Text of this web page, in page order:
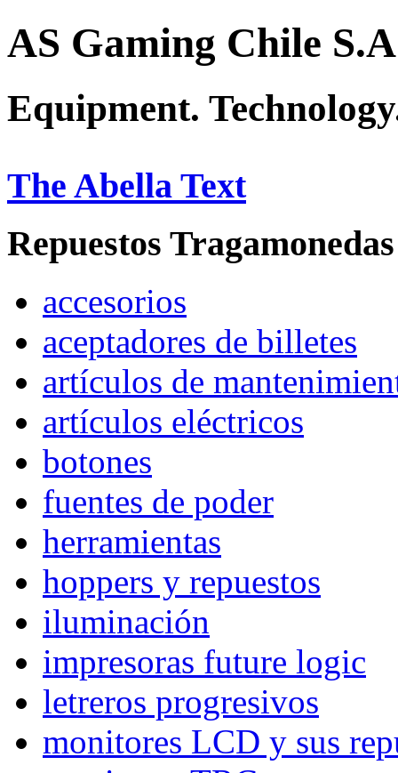
AS Gaming Chile
Equipment.
The Abella Text
Repuestos Tragamonedas
accesorios
aceptadores de billetes
artículos de
artículos eléctricos
botones
fuentes de poder
herramientas
hoppers y repuestos
iluminación
impresoras future logic
letreros progresivos
monitores LCD y sus